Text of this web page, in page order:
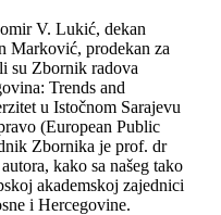
V. Lukić, dekan
Marković, prodekan za
su Zbornik radova
Trends and
u Istočnom Sarajevu
(European Public
Zbornika je prof. dr
kako sa našeg tako
akademskoj zajednici
i Hercegovine.